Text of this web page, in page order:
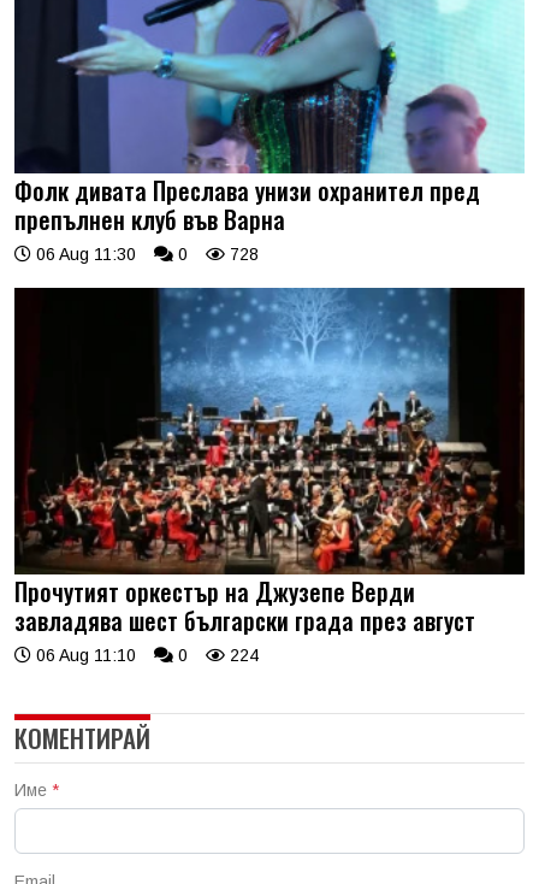
Фолк дивата Преслава унизи охранител пред
препълнен клуб във Варна
06 Aug 11:30 0 728
Прочутият оркестър на Джузепе Верди
завладява шест български града през август
06 Aug 11:10 0 224
КОМЕНТИРАЙ
Име *